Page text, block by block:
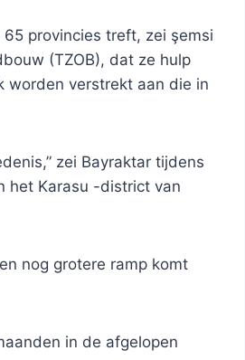
provincies treft, zei şemsi
(TZOB), dat ze hulp
worden verstrekt aan die in
zei Bayraktar tijdens
het Karasu -district van
nog grotere ramp komt
in de afgelopen